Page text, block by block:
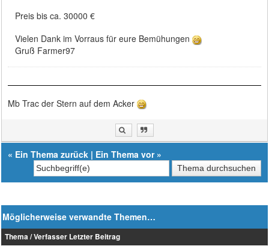
Preis bis ca. 30000 €
Vielen Dank im Vorraus für eure Bemühungen
Gruß Farmer97
Mb Trac der Stern auf dem Acker
« Ein Thema zurück | Ein Thema vor»
Möglicherweise verwandte Themen…
Thema / Verfasser Letzter Beitrag